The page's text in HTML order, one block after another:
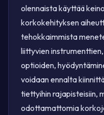
olennaista käyttää
korkokehityksen
tehokkaimmista
liittyvien
optioiden,
voidaan ennalta
tiettyihin rajapisteisiin,
odottamattomia